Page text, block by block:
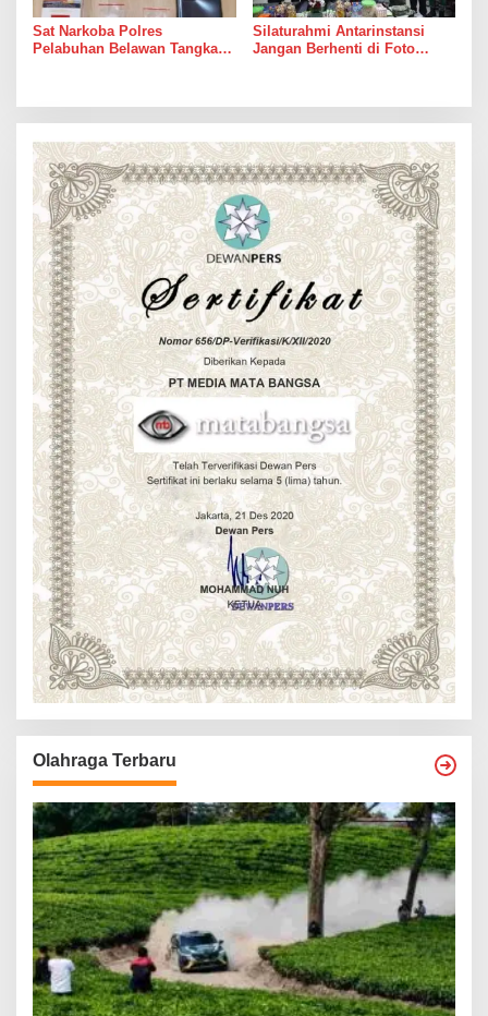
Sat Narkoba Polres
Pelabuhan Belawan Tangkap
Silaturahmi Antarinstansi
Jangan Berhenti di Foto
Olahraga Terbaru